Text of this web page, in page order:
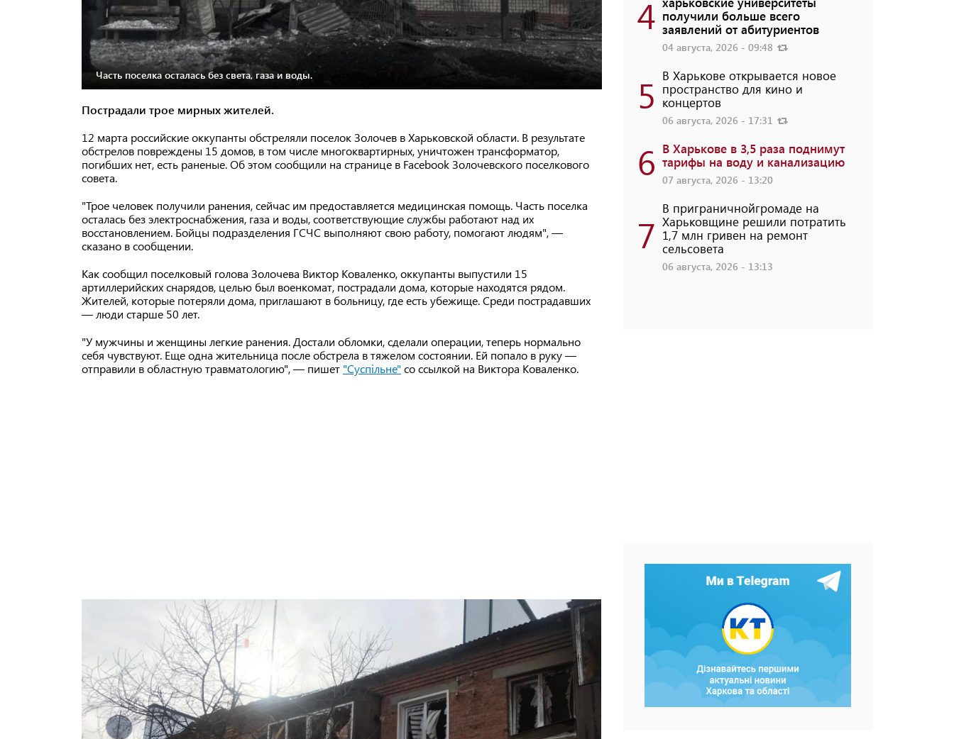
Часть поселка осталась без света, газа и воды.
Пострадали трое мирных жителей.
12 марта российские оккупанты обстреляли поселок Золочев в Харьковской области. В результате
обстрелов повреждены 15 домов, в том числе многоквартирных, уничтожен трансформатор,
погибших нет, есть раненые. Об этом сообщили на странице в Facebook Золочевского поселкового
совета.
"Трое человек получили ранения, сейчас им предоставляется медицинская помощь. Часть поселка
осталась без электроснабжения, газа и воды, соответствующие службы работают над их
восстановлением. Бойцы подразделения ГСЧС выполняют свою работу, помогают людям", —
сказано в сообщении.
Как сообщил поселковый голова Золочева Виктор Коваленко, оккупанты выпустили 15
артиллерийских снарядов, целью был военкомат, пострадали дома, которые находятся рядом.
Жителей, которые потеряли дома, приглашают в больницу, где есть убежище. Среди пострадавших
— люди старше 50 лет.
"У мужчины и женщины легкие ранения. Достали обломки, сделали операции, теперь нормально
себя чувствуют. Еще одна жительница после обстрела в тяжелом состоянии. Ей попало в руку —
отправили в областную травматологию", — пишет "Суспільне" со ссылкой на Виктора Коваленко.
4 получили больше всего
заявлений от абитуриентов
04 августа, 2026 - 09:48
5 В Харькове открывается новое
пространство для кино и
концертов
06 августа, 2026 - 17:31
6 В Харькове в 3,5 раза поднимут
тарифы на воду и канализацию
07 августа, 2026 - 13:20
7
В приграничнойгромаде на
Харьковщине решили потратить
1,7 млн ​​гривен на ремонт
сельсовета
06 августа, 2026 - 13:13